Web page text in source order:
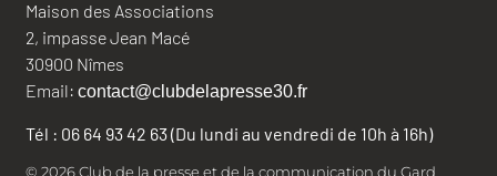
Maison des Associations
2, impasse Jean Macé
30900 Nîmes
Email: contact@clubdelapresse30.fr
Tél : 06 64 93 42 63 (Du lundi au vendredi de 10h à 16h)
© 2026 Club de la presse et de la communication du Gard